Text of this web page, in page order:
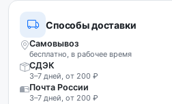
Способы доставки
Самовывоз
бесплатно, в рабочее время
СДЭК
3–7 дней, от 200 ₽
Почта России
3–7 дней, от 200 ₽